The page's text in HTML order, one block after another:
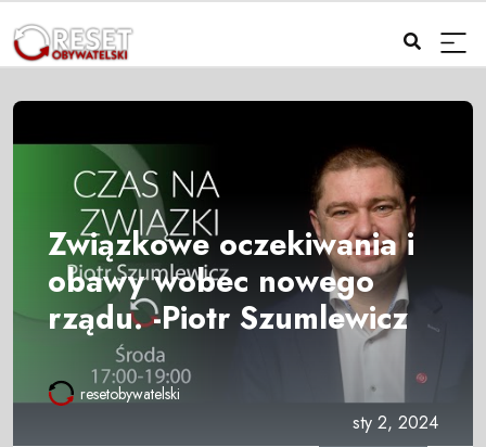
Związkowe oczekiwania i
obawy wobec nowego
rządu. -Piotr Szumlewicz
resetobywatelski
sty 2, 2024